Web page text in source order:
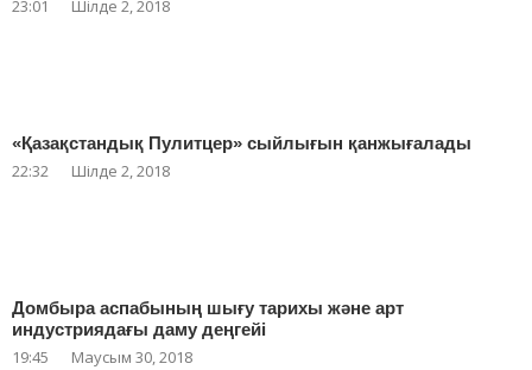
23:01 Шілде 2, 2018
«Қазақстандық Пулитцер» сыйлығын қанжығалады
22:32 Шілде 2, 2018
Домбыра аспабының шығу тарихы және арт
индустриядағы даму деңгейі
19:45 Маусым 30, 2018